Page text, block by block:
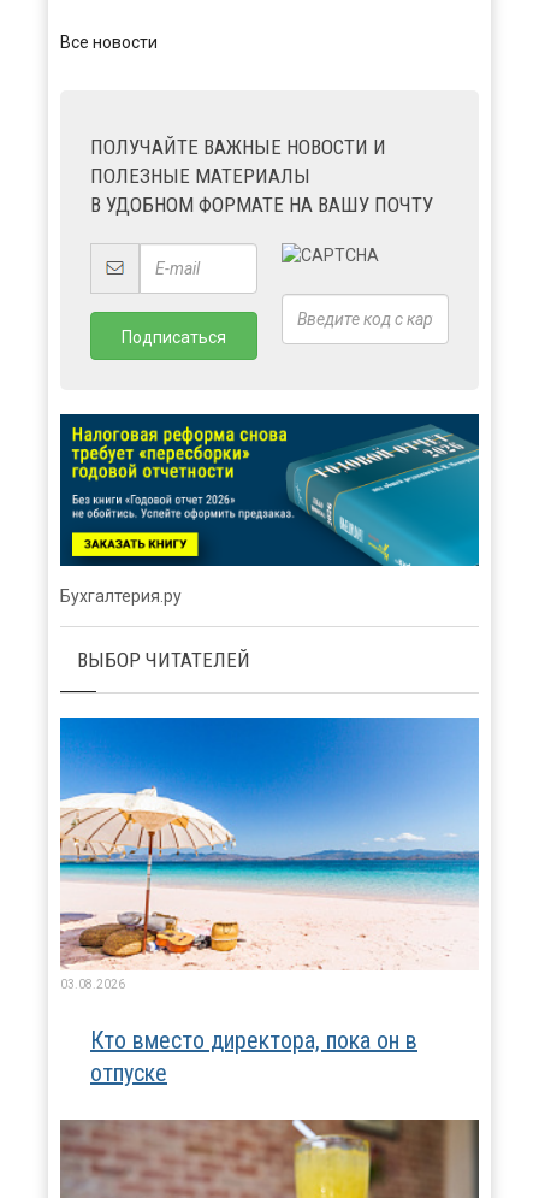
Все новости
ПОЛУЧАЙТЕ ВАЖНЫЕ НОВОСТИ И
ПОЛЕЗНЫЕ МАТЕРИАЛЫ
В УДОБНОМ ФОРМАТЕ НА ВАШУ ПОЧТУ
Бухгалтерия.ру
ВЫБОР ЧИТАТЕЛЕЙ
03.08.2026
Кто вместо директора, пока он в
отпуске